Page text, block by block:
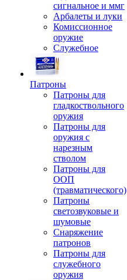
сигнальное и ммг
Арбалеты и луки
Комиссионное
оружие
Служебное
Патроны
Патроны для
гладкоствольного
оружия
Патроны для
оружия с
нарезным
стволом
Патроны для
ООП
(травматического)
Патроны
светозвуковые и
шумовые
Снаряжение
патронов
Патроны для
служебного
оружия